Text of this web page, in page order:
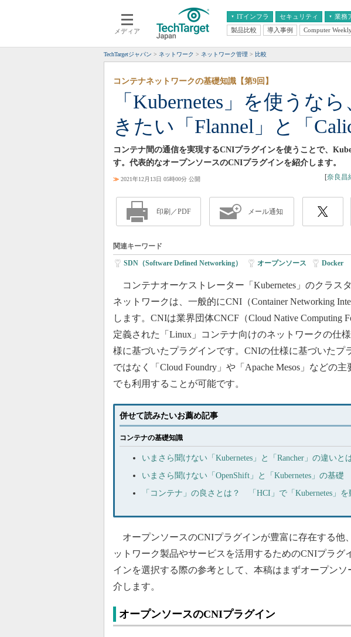
メディア
ITインフラ
クラウド
スマートモバイル
ネットワーク
システム運用管理
セキュリティ 業務
エンタープライズAI
ERP
CX
情報系システム
経営とIT
製品比較 導入事例 Computer
TechTargetジャパン ネットワーク ネットワーク管理 比較
「Kubernetes」を使うな
きたい「Flannel」と「
コンテナネットワークの基礎知識【第9回】
コンテナ間の通信を実現するCNIプラグインを使うことで、
す。代表的なオープンソースのCNIプラグインを紹介します。
≫ 2021年12月13日 05時00分 公開 [奈良昌
印刷／PDF メール通知
関連キーワード
SDN（Software Defined Networking） オープンソース Docker
コンテナオーケストレーター「Kubernetes」のクラス
ネットワークは、一般的にCNI（Container Networking
します。CNIは業界団体CNCF（Cloud Native Computing
定義された「Linux」コンテナ向けのネットワークの仕
様に基づいたプラグインです。CNIの仕様に基づいたプ
ではなく「Cloud Foundry」や「Apache Mesos」などの
でも利用することが可能です。
併せて読みたいお薦め記事
コンテナの基礎知識
いまさら聞けない「Kubernetes」と「Rancher」の違いと
いまさら聞けない「OpenShift」と「Kubernetes」の基
「コンテナ」の良さとは？ 「HCI」で「Kubernetes」を
オープンソースのCNIプラグインが豊富に存在する他
ットワーク製品やサービスを活用するためのCNIプラグ
インを選択する際の参考として、本稿はまずオープン
介します。
オープンソースのCNIプラグイン